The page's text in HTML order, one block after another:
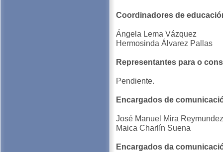
Coordinadores de
Ángela Lema Vázquez
Hermosinda Álvarez Pallas
Representantes para o
Pendiente.
Encargados de
José Manuel Mira Reymundez
Maica Charlín Suena
Encargados da